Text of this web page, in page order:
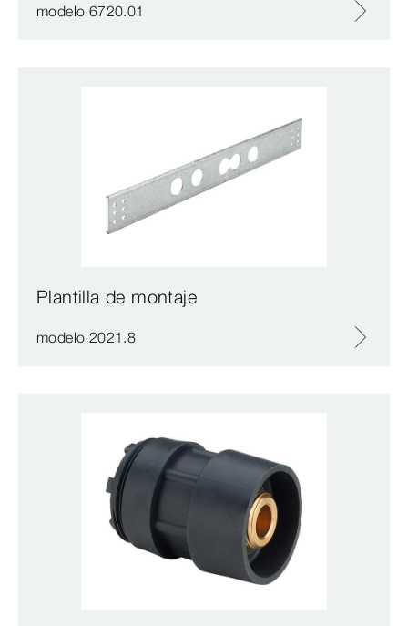
modelo 6720.01
Plantilla de montaje
modelo 2021.8